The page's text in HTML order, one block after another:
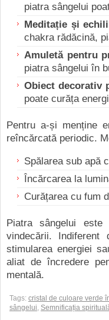
piatra sângelui
Meditație și
chakra rădăcină,
Amuletă pentru
piatra sângelui în
Obiect decorativ
poate curăța
Pentru a-și menține
reîncărcată periodic.
Spălarea sub apă
Încărcarea la
Curățarea cu fum
Piatra sângelui
vindecării. Indiferent
stimularea energiei
aliat de încredere
mentală.
Tags: cristal de culoare verde
sângelui, Semnificația